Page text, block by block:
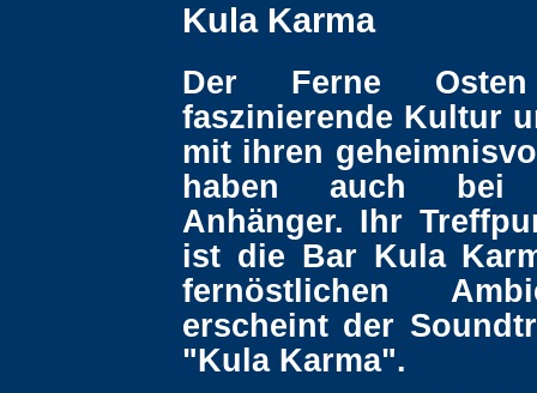
Kula Karma
Der Ferne
faszinierende Kultur
mit ihren
haben auch bei
Anhänger. Ihr
ist die Bar Kula
fernöstlichen
erscheint der
"Kula Karma".